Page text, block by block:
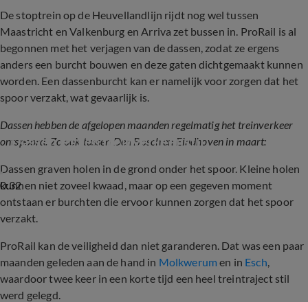
De stoptrein op de Heuvellandlijn rijdt nog wel tussen
Maastricht en Valkenburg en Arriva zet bussen in. ProRail is al
begonnen met het verjagen van de dassen, zodat ze ergens
anders een burcht bouwen en deze gaten dichtgemaakt kunnen
worden. Een dassenburcht kan er namelijk voor zorgen dat het
spoor verzakt, wat gevaarlijk is.
Dassen hebben de afgelopen maanden regelmatig het treinverkeer
ontspoord. Zo ook tussen Den Bosch en Eindhoven in maart:
0:32
Dassen leggen treinverkeer stil
Dassen graven holen in de grond onder het spoor. Kleine holen
kunnen niet zoveel kwaad, maar op een gegeven moment
ontstaan er burchten die ervoor kunnen zorgen dat het spoor
verzakt.
ProRail kan de veiligheid dan niet garanderen. Dat was een paar
maanden geleden aan de hand in Molkwerumen in Esch,
waardoor twee keer in een korte tijd een heel treintraject stil
werd gelegd.